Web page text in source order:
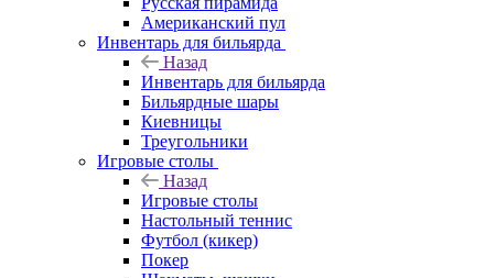
Американский пул
Инвентарь для бильярда
Назад
Инвентарь для бильярда
Бильярдные шары
Киевницы
Треугольники
Игровые столы
Назад
Игровые столы
Настольный теннис
Футбол (кикер)
Покер